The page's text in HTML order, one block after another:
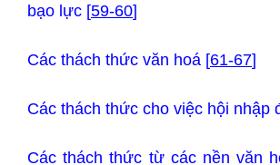
bạo lực [59-60]
Các thách thức văn hoá [61-67]
Các thách thức cho việc hội nhập
Các thách thức từ các nền văn